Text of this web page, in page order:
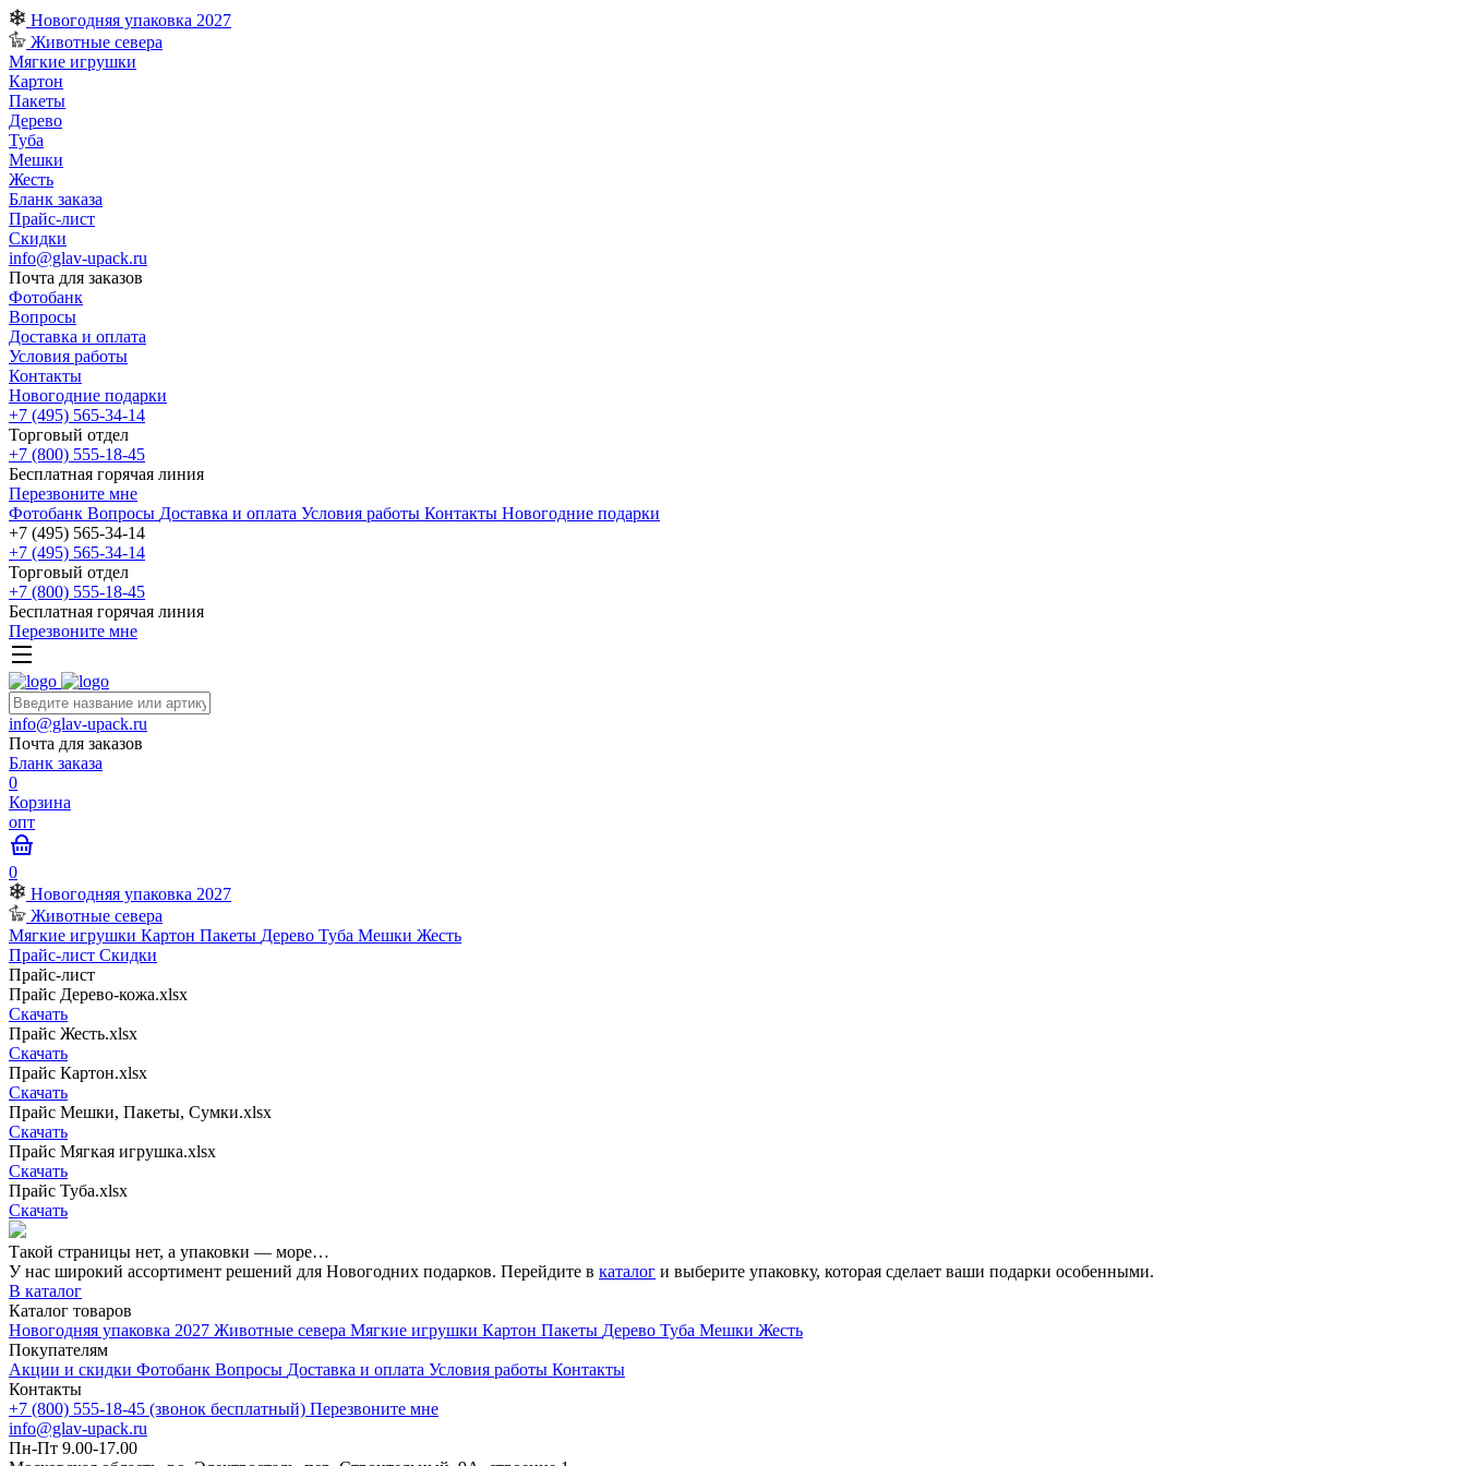
Новогодняя упаковка 2027
Животные севера
Мягкие игрушки
Картон
Пакеты
Дерево
Туба
Мешки
Жесть
Бланк заказа
Прайс-лист
Скидки
info@glav-upack.ru
Почта для заказов
Фотобанк
Вопросы
Доставка и оплата
Условия работы
Контакты
Новогодние подарки
+7 (495) 565-34-14
Торговый отдел
+7 (800) 555-18-45
Бесплатная горячая линия
Перезвоните мне
Фотобанк Вопросы Доставка и оплата Условия работы Контакты Новогодние подарки
+7 (495) 565-34-14
+7 (495) 565-34-14
Торговый отдел
+7 (800) 555-18-45
Бесплатная горячая линия
Перезвоните мне
info@glav-upack.ru
Почта для заказов
Бланк заказа
0
Корзина
опт
0
Новогодняя упаковка 2027
Животные севера
Мягкие игрушки Картон Пакеты Дерево Туба Мешки Жесть
Прайс-лист Скидки
Прайс-лист
Прайс Дерево-кожа.xlsx
Скачать
Прайс Жесть.xlsx
Скачать
Прайс Картон.xlsx
Скачать
Прайс Мешки, Пакеты, Сумки.xlsx
Скачать
Прайс Мягкая игрушка.xlsx
Скачать
Прайс Туба.xlsx
Скачать
Такой страницы нет, а упаковки — море…
У нас широкий ассортимент решений для Новогодних подарков. Перейдите в каталог и выберите упаковку, которая сделает ваши подарки особенными.
В каталог
Каталог товаров
Новогодняя упаковка 2027 Животные севера Мягкие игрушки Картон Пакеты Дерево Туба Мешки Жесть
Покупателям
Акции и скидки Фотобанк Вопросы Доставка и оплата Условия работы Контакты
Контакты
+7 (800) 555-18-45 (звонок бесплатный) Перезвоните мне
info@glav-upack.ru
Пн-Пт 9.00-17.00